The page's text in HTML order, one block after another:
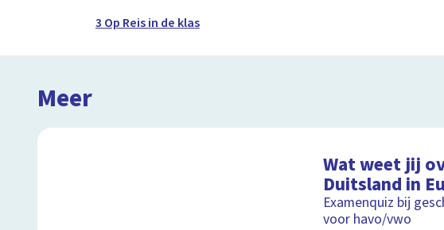
3 Op Reis in de klas
Meer
Wat weet jij
Duitsland in
Examenquiz bij
voor havo/vwo